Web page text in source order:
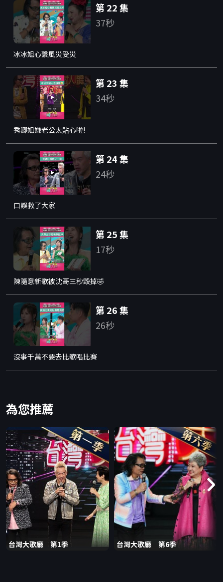
第 22 集
37秒
冰冰姐心繫風災受災
第 23 集
34秒
秀卿姐嫌老公太貼心啦!
第 24 集
24秒
口誤救了大家
第 25 集
17秒
陳隨意新歌被沈哥三秒毀掉🤣
第 26 集
26秒
沒事千萬不要去比歌唱比賽
為您推薦
台灣大歌廳 第1季 台灣大歌廳 第6季